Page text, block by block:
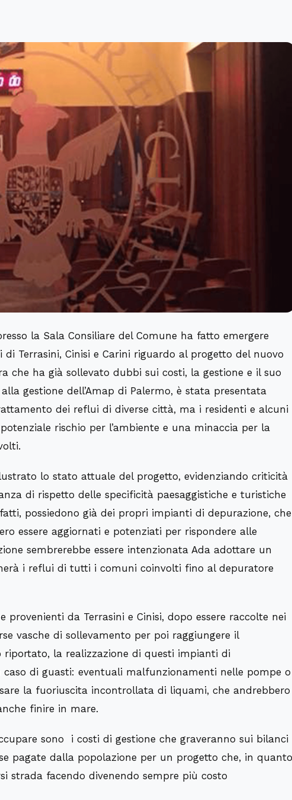
la Sala Consiliare del Comune ha fatto emergere
Terrasini, Cinisi e Carini riguardo al progetto del nuovo
che ha già sollevato dubbi sui costi, la gestione e il suo
gestione dell’Amap di Palermo, è stata presentata
dei reflui di diverse città, ma i residenti e alcuni
rischio per l’ambiente e una minaccia per la
lo stato attuale del progetto, evidenziando criticità
di rispetto delle specificità paesaggistiche e turistiche
possiedono già dei propri impianti di depurazione, che
essere aggiornati e potenziati per rispondere alle
sembrerebbe essere intenzionata Ada adottare un
i reflui di tutti i comuni coinvolti fino al depuratore
da Terrasini e Cinisi, dopo essere raccolte nei
vasche di sollevamento per poi raggiungere il
la realizzazione di questi impianti di
di guasti: eventuali malfunzionamenti nelle pompe o
la fuoriuscita incontrollata di liquami, che andrebbero
finire in mare.
sono i costi di gestione che graveranno sui bilanci
pagate dalla popolazione per un progetto che, in quanto
strada facendo divenendo sempre più costo